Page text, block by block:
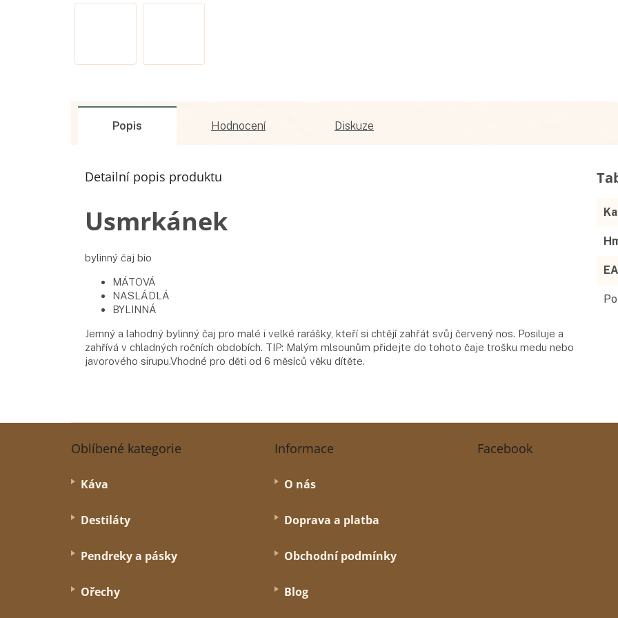
Popis Hodnocení Diskuze
Detailní popis produktu
Usmrkánek
bylinný čaj bio
MÁTOVÁ
NASLÁDLÁ
BYLINNÁ
Jemný a lahodný bylinný čaj pro malé i velké rarášky, kteří si chtějí zahřát svůj červený nos. Posiluje a
zahřívá v chladných ročních obdobích. TIP: Malým mlsounům přidejte do tohoto čaje trošku medu nebo
javorového sirupu.Vhodné pro děti od 6 měsíců věku dítěte.
Z
Oblíbené kategorie
Káva
Destiláty
Pendreky a pásky
Ořechy
Informace
O nás
Doprava a platba
Obchodní podmínky
Blog
Facebook